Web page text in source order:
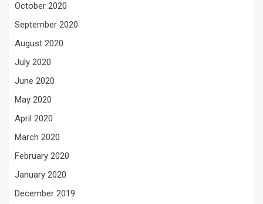
October 2020
September 2020
August 2020
July 2020
June 2020
May 2020
April 2020
March 2020
February 2020
January 2020
December 2019